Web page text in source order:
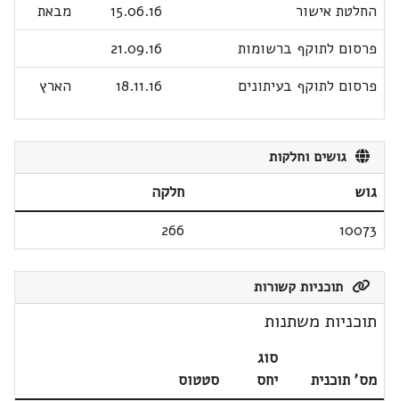
החלטת אישור
15.06.16
מבאת
פרסום לתוקף ברשומות
21.09.16
פרסום לתוקף בעיתונים
18.11.16 הארץ
גושים וחלקות
גוש
חלקה
10073
266
תוכניות קשורות
תוכניות משתנות
מס' תוכנית
סוג
יחס
סטטוס